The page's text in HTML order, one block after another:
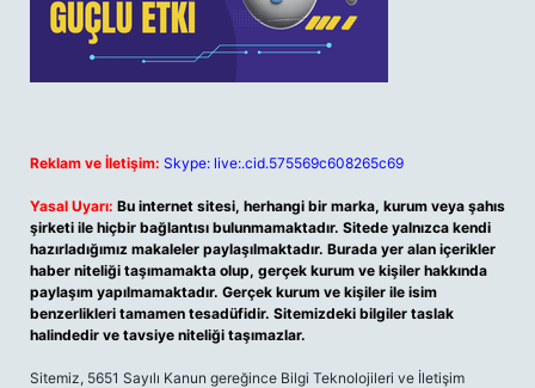
Reklam ve İletişim: Skype: live:.cid.575569c608265c69
Yasal Uyarı: Bu internet sitesi, herhangi bir marka, kurum veya şahıs
şirketi ile hiçbir bağlantısı bulunmamaktadır. Sitede yalnızca kendi
hazırladığımız makaleler paylaşılmaktadır. Burada yer alan içerikler
haber niteliği taşımamakta olup, gerçek kurum ve kişiler hakkında
paylaşım yapılmamaktadır. Gerçek kurum ve kişiler ile isim
benzerlikleri tamamen tesadüfidir. Sitemizdeki bilgiler taslak
halindedir ve tavsiye niteliği taşımazlar.
Sitemiz, 5651 Sayılı Kanun gereğince Bilgi Teknolojileri ve İletişim